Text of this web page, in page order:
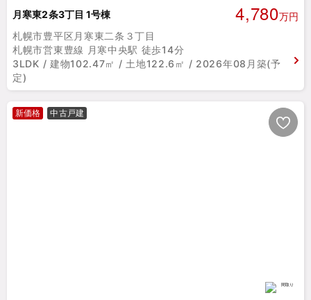
月寒東2条3丁目 1号棟 4,780万円
札幌市豊平区月寒東二条３丁目
札幌市営東豊線 月寒中央駅 徒歩14分
3LDK / 建物102.47㎡ / 土地122.6㎡ / 2026年08月築(予
定)
新価格 中古戸建